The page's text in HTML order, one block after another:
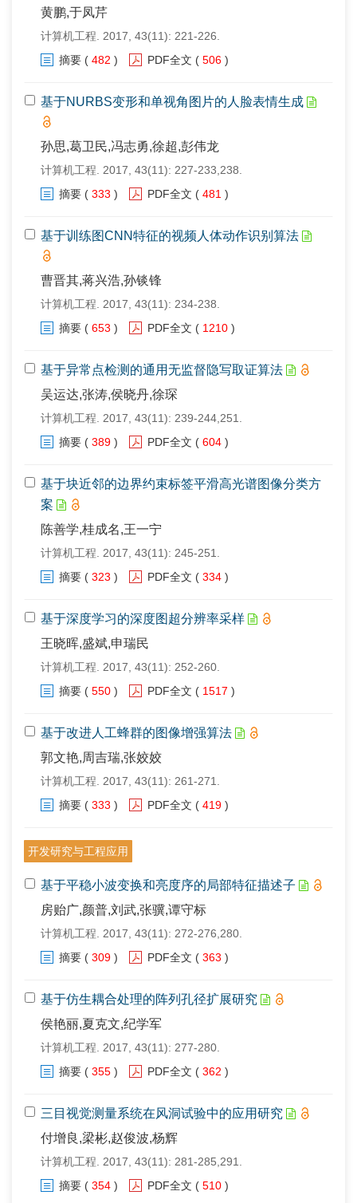
黄鹏,于凤芹
计算机工程. 2017, 43(11): 221-226.
摘要 ( 482 ) PDF全文 ( 506 )
基于NURBS变形和单视角图片的人脸表情生成
孙思,葛卫民,冯志勇,徐超,彭伟龙
计算机工程. 2017, 43(11): 227-233,238.
摘要 ( 333 ) PDF全文 ( 481 )
基于训练图CNN特征的视频人体动作识别算法
曹晋其,蒋兴浩,孙锬锋
计算机工程. 2017, 43(11): 234-238.
摘要 ( 653 ) PDF全文 ( 1210 )
基于异常点检测的通用无监督隐写取证算法
吴运达,张涛,侯晓丹,徐琛
计算机工程. 2017, 43(11): 239-244,251.
摘要 ( 389 ) PDF全文 ( 604 )
基于块近邻的边界约束标签平滑高光谱图像分类方
案
陈善学,桂成名,王一宁
计算机工程. 2017, 43(11): 245-251.
摘要 ( 323 ) PDF全文 ( 334 )
基于深度学习的深度图超分辨率采样
王晓晖,盛斌,申瑞民
计算机工程. 2017, 43(11): 252-260.
摘要 ( 550 ) PDF全文 ( 1517 )
基于改进人工蜂群的图像增强算法
郭文艳,周吉瑞,张姣姣
计算机工程. 2017, 43(11): 261-271.
摘要 ( 333 ) PDF全文 ( 419 )
开发研究与工程应用
基于平稳小波变换和亮度序的局部特征描述子
房贻广,颜普,刘武,张骥,谭守标
计算机工程. 2017, 43(11): 272-276,280.
摘要 ( 309 ) PDF全文 ( 363 )
基于仿生耦合处理的阵列孔径扩展研究
侯艳丽,夏克文,纪学军
计算机工程. 2017, 43(11): 277-280.
摘要 ( 355 ) PDF全文 ( 362 )
三目视觉测量系统在风洞试验中的应用研究
付增良,梁彬,赵俊波,杨辉
计算机工程. 2017, 43(11): 281-285,291.
摘要 ( 354 ) PDF全文 ( 510 )